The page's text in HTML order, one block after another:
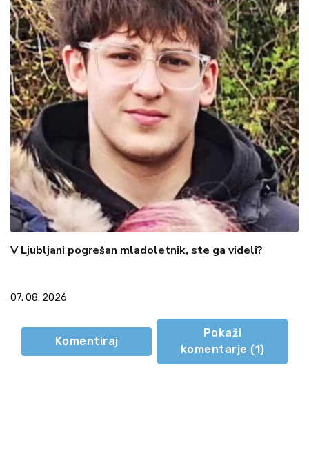
V Ljubljani pogrešan mladoletnik, ste ga videli?
07. 08. 2026
Komentiraj
Pokaži
komentarje (1)